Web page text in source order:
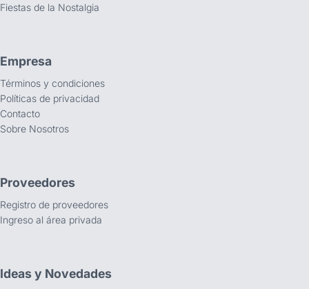
Fiestas de la Nostalgia
Empresa
Términos y condiciones
Políticas de privacidad
Contacto
Sobre Nosotros
Proveedores
Registro de proveedores
Ingreso al área privada
Ideas y Novedades